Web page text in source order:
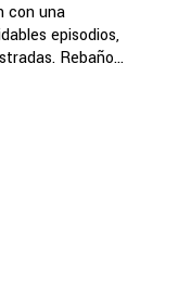
con una
episodios,
Rebaño...